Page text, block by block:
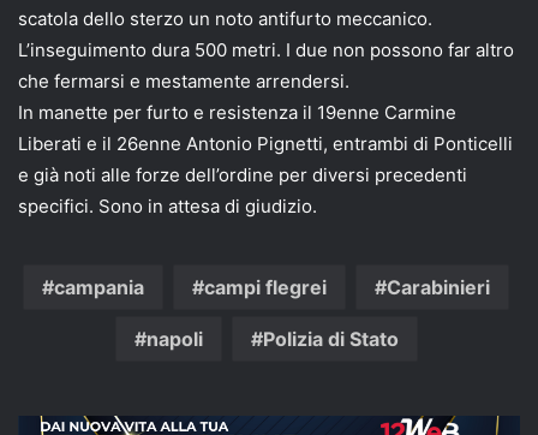
scatola dello sterzo un noto antifurto meccanico.
L’inseguimento dura 500 metri. I due non possono far altro
che fermarsi e mestamente arrendersi.
In manette per furto e resistenza il 19enne Carmine
Liberati e il 26enne Antonio Pignetti, entrambi di Ponticelli
e già noti alle forze dell’ordine per diversi precedenti
specifici. Sono in attesa di giudizio.
campania campi flegrei Carabinieri
napoli Polizia di Stato